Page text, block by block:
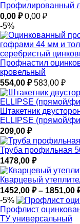
Профилированный
0,00 ₽ 0,00 ₽
-5%
Профнастил
кровельный
554,00 ₽ 583,00 ₽
Штакетник
ELLIPSE (прямой/
209,00 ₽
Труба профильная
1478,00 ₽
Кварцевый
1452,00 ₽ – 1851,00
-5%
Профлист
ТУ универсальный